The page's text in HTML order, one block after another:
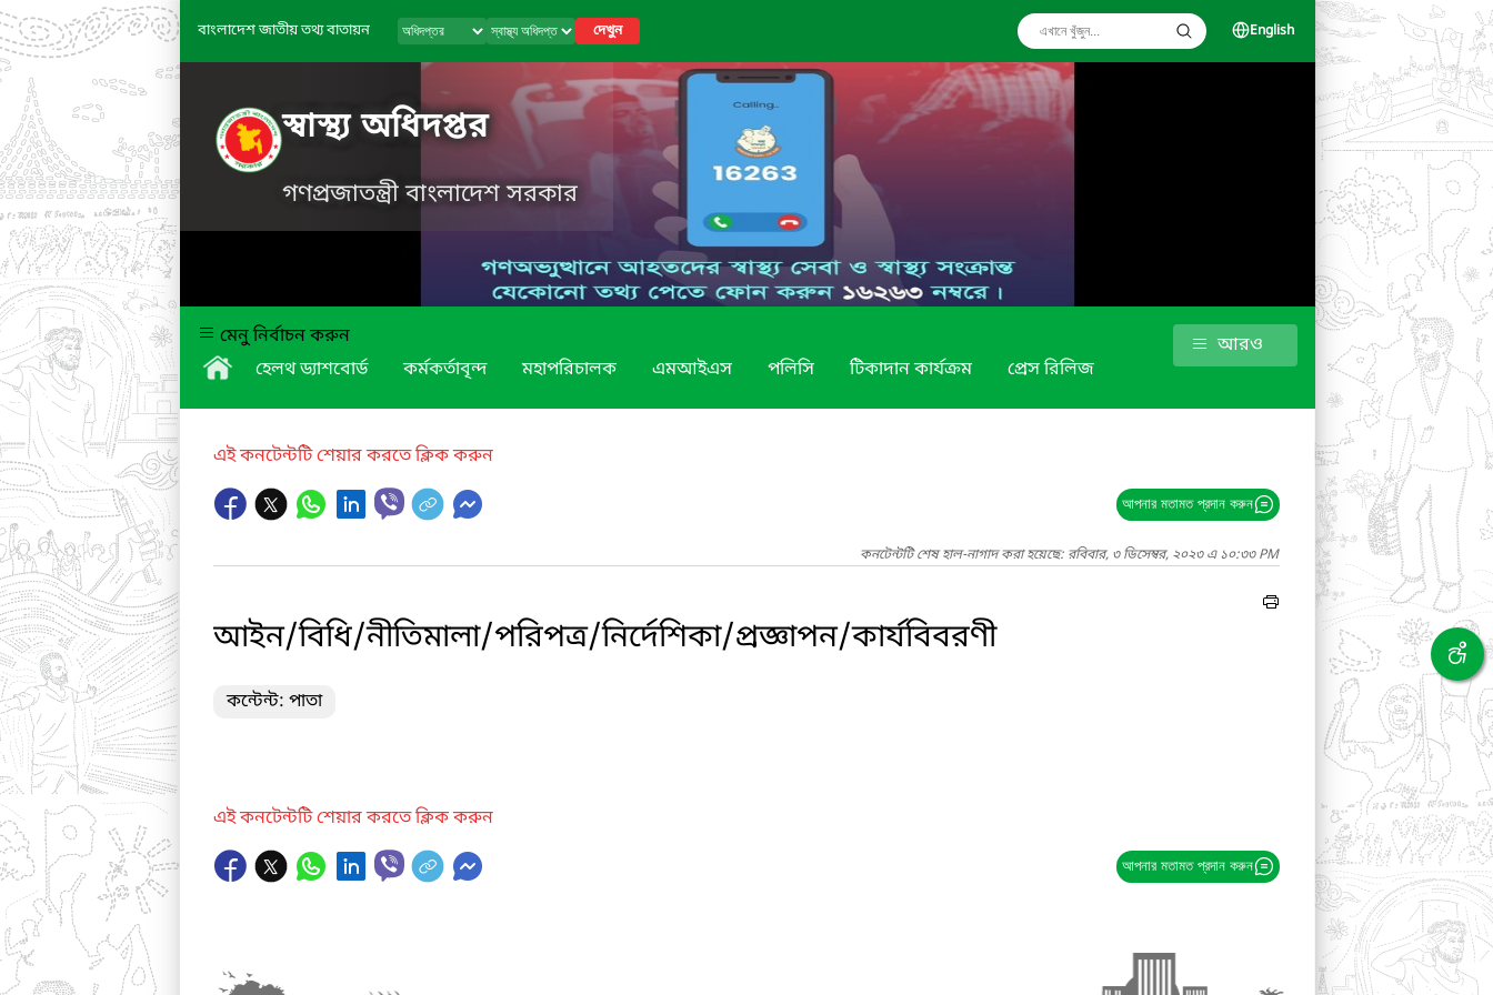
বাংলাদেশ জাতীয় তথ্য বাতায়ন দেখুন English
স্বাস্থ্য অধিদপ্তর
গণপ্রজাতন্ত্রী বাংলাদেশ সরকার
মেনু নির্বাচন করুন
হেলথ ড্যাশবোর্ড
কর্মকর্তাবৃন্দ মহাপরিচালক এমআইএস পলিসি টিকাদান কার্যক্রম প্রেস রিলিজ
আরও
এই কনটেন্টটি শেয়ার করতে ক্লিক করুন
আপনার মতামত প্রদান করুন
কনটেন্টটি শেষ হাল-নাগাদ করা হয়েছে: রবিবার, ৩ ডিসেম্বর, ২০২৩ এ ১০:৩৩ PM
আইন/বিধি/নীতিমালা/পরিপত্র/নির্দেশিকা/প্রজ্ঞাপন/কার্যবিবরণী
কন্টেন্ট: পাতা
এই কনটেন্টটি শেয়ার করতে ক্লিক করুন
আপনার মতামত প্রদান করুন